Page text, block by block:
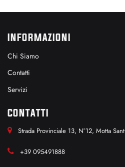
INFORMAZIONI
Chi Siamo
Contatti
Servizi
CONTATTI
Strada Provinciale 13, N°12, Motta
+39 095491888